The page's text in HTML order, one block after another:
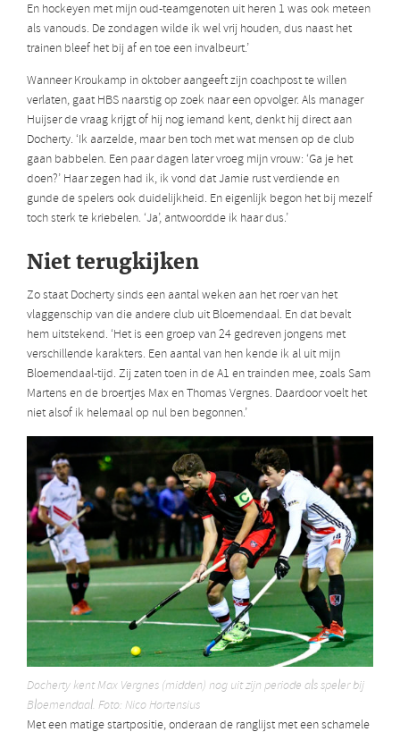
En hockeyen met mijn oud-teamgenoten uit heren 1 was ook meteen
als vanouds. De zondagen wilde ik wel vrij houden, dus naast het
trainen bleef het bij af en toe een invalbeurt.’
Wanneer Kroukamp in oktober aangeeft zijn coachpost te willen
verlaten, gaat HBS naarstig op zoek naar een opvolger. Als manager
Huijser de vraag krijgt of hij nog iemand kent, denkt hij direct aan
Docherty. ‘Ik aarzelde, maar ben toch met wat mensen op de club
gaan babbelen. Een paar dagen later vroeg mijn vrouw: ‘Ga je het
doen?’ Haar zegen had ik, ik vond dat Jamie rust verdiende en
gunde de spelers ook duidelijkheid. En eigenlijk begon het bij mezelf
toch sterk te kriebelen. ‘Ja’, antwoordde ik haar dus.’
Niet terugkijken
Zo staat Docherty sinds een aantal weken aan het roer van het
vlaggenschip van die andere club uit Bloemendaal. En dat bevalt
hem uitstekend. ‘Het is een groep van 24 gedreven jongens met
verschillende karakters. Een aantal van hen kende ik al uit mijn
Bloemendaal-tijd. Zij zaten toen in de A1 en trainden mee, zoals Sam
Martens en de broertjes Max en Thomas Vergnes. Daardoor voelt het
niet alsof ik helemaal op nul ben begonnen.’
Docherty kent Max Vergnes (midden) nog uit zijn periode als speler bij
Bloemendaal. Foto: Nico Hortensius
Met een matige startpositie, onderaan de ranglijst met een schamele